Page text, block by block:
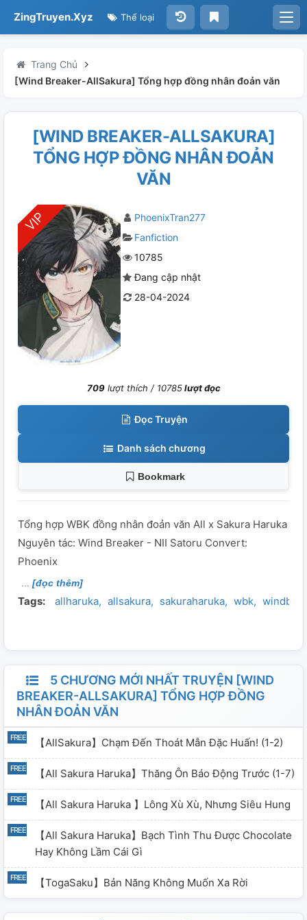
ZingTruyen.Xyz Thể loại
Trang Chủ
[Wind Breaker-AllSakura] Tổng hợp đồng nhân đoản văn
[WIND BREAKER-ALLSAKURA]
TỔNG HỢP ĐỒNG NHÂN ĐOẢN
VĂN
PhoenixTran277
Fanfiction
10785
Đang cập nhật
28-04-2024
709lượt thích / 10785lượt đọc
Đọc Truyện
Danh sách chương
Bookmark
Tổng hợp WBK đồng nhân đoản văn All x Sakura Haruka
Nguyên tác: Wind Breaker - NII Satoru Convert:
Phoenix
[đọc thêm]
Tags: allharuka allsakura sakuraharuka wbk
5 CHƯƠNG MỚI NHẤT TRUYỆN [WIND
BREAKER-ALLSAKURA] TỔNG HỢP ĐỒNG
NHÂN ĐOẢN VĂN
【AllSakura】Chạm Đến Thoát Mẫn Đặc Huấn! (1-2)
【All Sakura Haruka】Thăng Ôn Báo Động Trước (1-7)
【All Sakura Haruka 】Lông Xù Xù, Nhưng Siêu Hung
【All Sakura Haruka】Bạch Tình Thu Được Chocolate
Hay Không Lầm Cái Gì
【TogaSaku】Bản Năng Không Muốn Xa Rời